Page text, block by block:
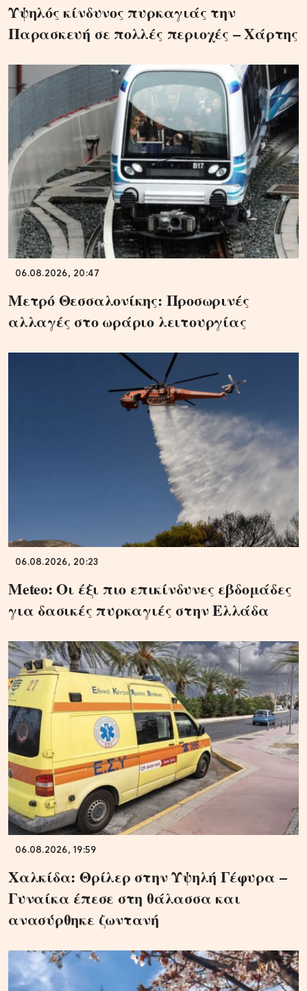
Υψηλός κίνδυνος πυρκαγιάς την
Παρασκευή σε πολλές περιοχές – Χάρτης
06.08.2026, 20:47
Μετρό Θεσσαλονίκης: Προσωρινές
αλλαγές στο ωράριο λειτουργίας
06.08.2026, 20:23
Meteo: Οι έξι πιο επικίνδυνες εβδομάδες
για δασικές πυρκαγιές στην Ελλάδα
06.08.2026, 19:59
Χαλκίδα: Θρίλερ στην Υψηλή Γέφυρα –
Γυναίκα έπεσε στη θάλασσα και
ανασύρθηκε ζωντανή